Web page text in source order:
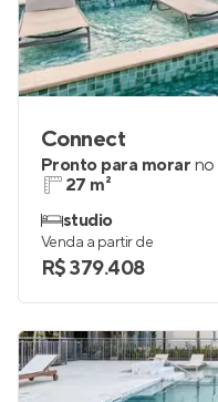
Connect
Pronto para morar no
27 m²
studio
Venda a partir de
R$ 379.408